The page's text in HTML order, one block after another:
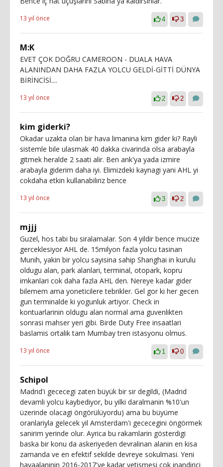
13 yıl önce 4 3
M:K
EVET ÇOK DOĞRU CAMEROON - DUALA HAVA
ALANINDAN DAHA FAZLA YOLCU GELDİ-GİTTİ DÜNYA
BİRİNCİSİ....
13 yıl önce 2 2
kim giderki?
Okadar uzakta olan bir hava limanina kim gider ki? Rayli
sistemle bile ulasmak 40 dakka civarinda olsa arabayla
gitmek heralde 2 saati alir. Ben ank'ya yada izmire
arabayla giderim daha iyi. Elimizdeki kaynagi yani AHL yi
cokdaha etkin kullanabiliriz bence
13 yıl önce 3 2
mjjj
Guzel, hos tabi bu siralamalar. Son 4 yildir bence mucize
gerceklesiyor AHL de. 15milyon fazla yolcu tasinan
Munih, yakin bir yolcu sayisina sahip Shanghai in kurulu
oldugu alan, park alanlari, terminal, otopark, kopru
imkanlari cok daha fazla AHL den. Nereye kadar gider
bilemem ama yoneticilere tebrikler. Gel gor ki her gecen
gun terminalde ki yogunluk artiyor. Check in
kontuarlarinin oldugu alan normal ama guvenlikten
sonrasi mahser yeri gibi. Birde Duty Free insaatlari
baslamis ortalik tam Mumbay tren istasyonu olmus.
13 yıl önce 1 0
Schipol
Madrid'i gececegi zaten büyük bir sir degildi, (Madrid
devamli yolcu kaybediyor, bu yilki daralmanin %10'un
üzerinde olacagi öngörülüyordu) ama bu büyüme
oranlariyla gelecek yil Amsterdam'i gececegini öngörmek
sanirim yerinde olur. Ayrica bu rakamlarin gösterdigi
baska bir konu da askeriyeden devralinan alanin en kisa
zamanda ve en efektif sekilde devreye sokulmasi. Yeni
havaalaninin 2016-2017'ye kadar yetismesi cok inandirici